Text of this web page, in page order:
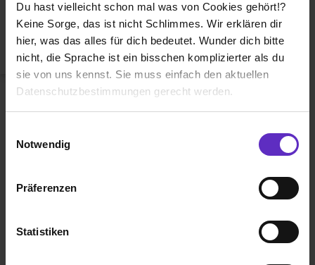
Du hast vielleicht schon mal was von Cookies gehört!?
Keine Sorge, das ist nicht Schlimmes. Wir erklären dir
hier, was das alles für dich bedeutet. Wunder dich bitte
nicht, die Sprache ist ein bisschen komplizierter als du
sie von uns kennst. Sie muss einfach den aktuellen
Datenschutzbestimmungen gerecht werden.
Benutzung der Webseite getroffenen Einstellungen zu
Webseite zu analysieren („Statistiken“), um
Informationen zu deiner Verwendung unserer Website an
Notwendig
Präferenzen
Statistiken
Betriebsinterne Ausbildung
Abiturientenprogramm
Weiter zu Schritt 2
Studiumund